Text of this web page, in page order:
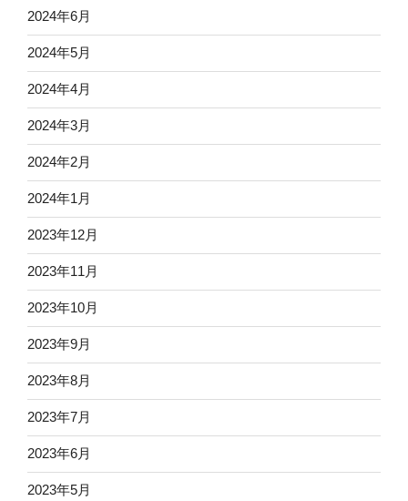
2024年6月
2024年5月
2024年4月
2024年3月
2024年2月
2024年1月
2023年12月
2023年11月
2023年10月
2023年9月
2023年8月
2023年7月
2023年6月
2023年5月